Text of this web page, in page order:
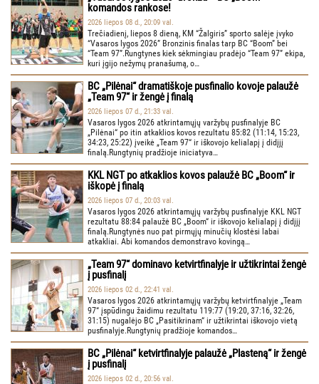
komandos rankose!
2026 liepos 08 d., 20:09 val.
Trečiadienį, liepos 8 dieną, KM “Žalgiris” sporto salėje įvyko
“Vasaros lygos 2026” Bronzinis finalas tarp BC “Boom” bei
“Team 97”.Rungtynes kiek sėkmingiau pradėjo “Team 97” ekipa,
kuri įgijo nežymų pranašumą, o…
BC „Pilėnai“ dramatiškoje pusfinalio kovoje palaužė
„Team 97“ ir žengė į finalą
2026 liepos 07 d., 21:33 val.
Vasaros lygos 2026 atkrintamųjų varžybų pusfinalyje BC
„Pilėnai“ po itin atkaklios kovos rezultatu 85:82 (11:14, 15:23,
34:23, 25:22) įveikė „Team 97“ ir iškovojo kelialapį į didįjį
finalą.Rungtynių pradžioje iniciatyva…
KKL NGT po atkaklios kovos palaužė BC „Boom“ ir
iškopė į finalą
2026 liepos 07 d., 20:03 val.
Vasaros lygos 2026 atkrintamųjų varžybų pusfinalyje KKL NGT
rezultatu 88:84 palaužė BC „Boom“ ir iškovojo kelialapį į didįjį
finalą.Rungtynės nuo pat pirmųjų minučių klostėsi labai
atkakliai. Abi komandos demonstravo kovingą…
„Team 97“ dominavo ketvirtfinalyje ir užtikrintai žengė
į pusfinalį
2026 liepos 02 d., 22:41 val.
Vasaros lygos 2026 atkrintamųjų varžybų ketvirtfinalyje „Team
97“ įspūdingu žaidimu rezultatu 119:77 (19:20, 37:16, 32:26,
31:15) nugalėjo BC „Pasitikrinam“ ir užtikrintai iškovojo vietą
pusfinalyje.Rungtynių pradžioje komandos…
BC „Pilėnai“ ketvirtfinalyje palaužė „Plasteną“ ir žengė
į pusfinalį
2026 liepos 02 d., 20:56 val.